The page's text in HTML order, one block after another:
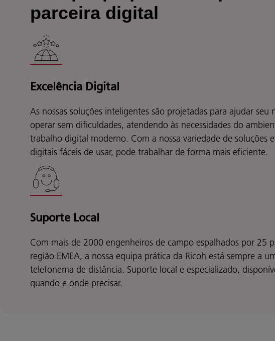
parceira digital
Excelência Digital
As nossas soluções inteligentes são projetadas para ajudar seu
operar sem dificuldades, atendendo às necessidades do
trabalho digital moderno. Com a nossa variedade de soluções
digitais fáceis de usar, pode trabalhar de forma mais eficiente.
Suporte Local
Com mais de 2000 engenheiros de campo espalhados por 25
região EMEA, a nossa equipa prática da Ricoh está sempre a
telefonema de distância. Suporte local e especializado,
quando e onde precisar.